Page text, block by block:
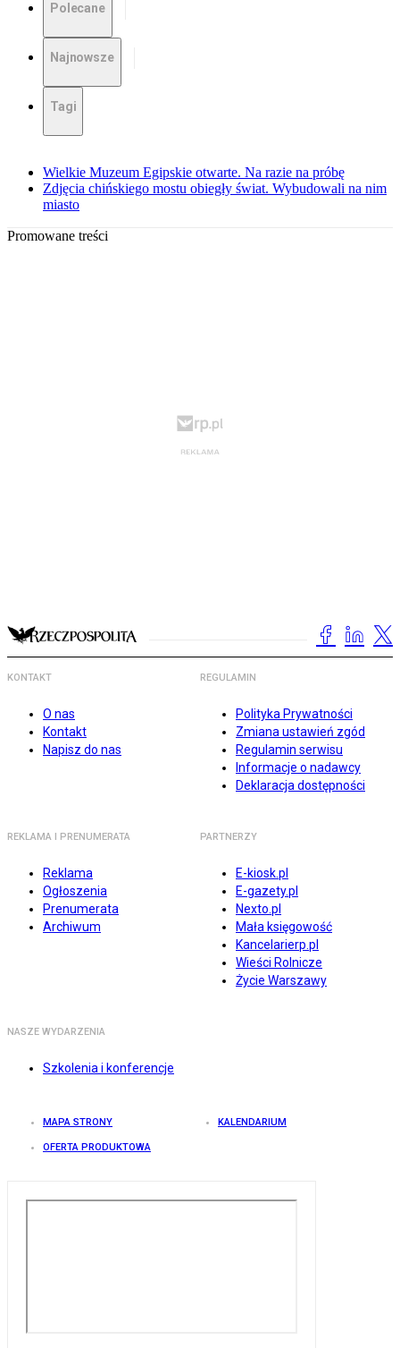
Polecane
Najnowsze
Tagi
Wielkie Muzeum Egipskie otwarte. Na razie na próbę
Zdjęcia chińskiego mostu obiegły świat. Wybudowali na nim
miasto
Promowane treści
KONTAKT
O nas
Kontakt
Napisz do nas
REGULAMIN
Polityka Prywatności
Zmiana ustawień zgód
Regulamin serwisu
Informacje o nadawcy
Deklaracja dostępności
REKLAMA I PRENUMERATA
Reklama
Ogłoszenia
Prenumerata
Archiwum
PARTNERZY
E-kiosk.pl
E-gazety.pl
Nexto.pl
Mała księgowość
Kancelarierp.pl
Wieści Rolnicze
Życie Warszawy
NASZE WYDARZENIA
Szkolenia i konferencje
MAPA STRONY KALENDARIUM
OFERTA PRODUKTOWA